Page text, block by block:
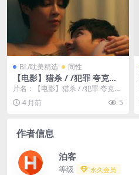
BL/耽美精选 同性
【电影】猎杀 / /犯罪 夸克网
盘保存（2024） 夸克网盘保
存
片名：【电影】猎杀 / /犯罪 夸克网
盘保存（2024） 夸克网盘保存 分
类：电...
4 月前 5
作者信息
泊客
等级 永久会员